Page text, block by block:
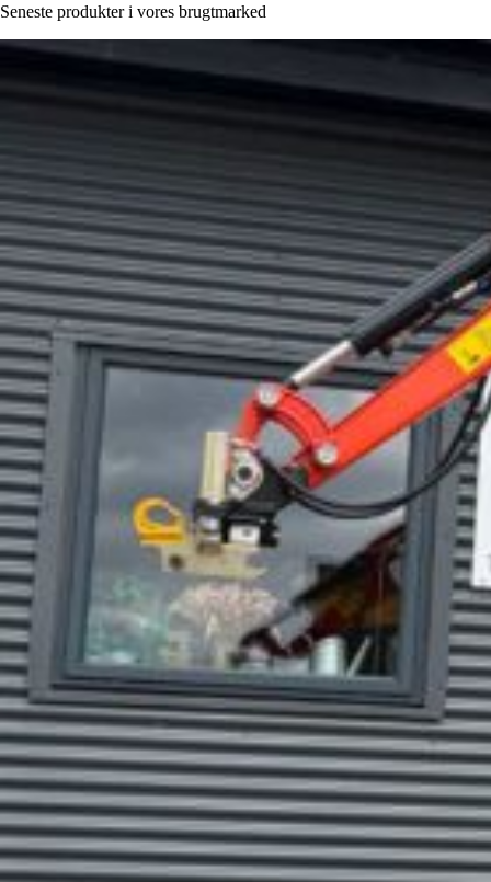
Seneste produkter i vores brugtmarked